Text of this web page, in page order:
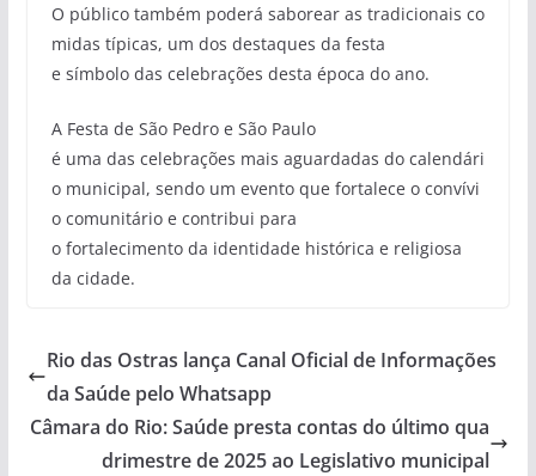
O público também poderá saborear as tradicionais co
midas típicas, um dos destaques da festa
e símbolo das celebrações desta época do ano.
A Festa de São Pedro e São Paulo
é uma das celebrações mais aguardadas do calendári
o municipal, sendo um evento que fortalece o convívi
o comunitário e contribui para
o fortalecimento da identidade histórica e religiosa
da cidade.
Rio das Ostras lança Canal Oficial de Informações
da Saúde pelo Whatsapp
Câmara do Rio: Saúde presta contas do último qua
drimestre de 2025 ao Legislativo municipal